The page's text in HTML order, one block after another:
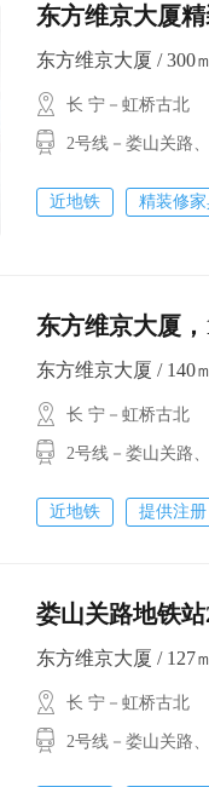
东方维京大厦精
东方维京大厦 / 300
长 宁－虹桥古北
2号线－娄山关路
近地铁 精装修
东方维京大厦
东方维京大厦 / 140
长 宁－虹桥古北
2号线－娄山关路
近地铁 提供注册
娄山关路地铁站
东方维京大厦 / 127
长 宁－虹桥古北
2号线－娄山关路